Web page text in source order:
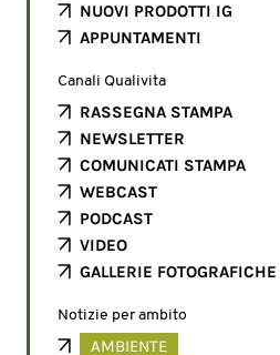
NUOVI PRODOTTI IG
APPUNTAMENTI
Canali Qualivita
RASSEGNA STAMPA
NEWSLETTER
COMUNICATI STAMPA
WEBCAST
PODCAST
VIDEO
GALLERIE FOTOGRAFICHE
Notizie per ambito
AMBIENTE